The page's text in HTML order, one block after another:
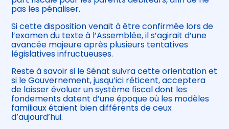
pas les pénaliser.
Si cette disposition venait à être confirmée lors de
l’examen du texte à l’Assemblée, il s’agirait d’une
avancée majeure après plusieurs tentatives
législatives infructueuses.
Reste à savoir si le Sénat suivra cette orientation et
si le Gouvernement, jusqu’ici réticent, acceptera
de laisser évoluer un système fiscal dont les
fondements datent d’une époque où les modèles
familiaux étaient bien différents de ceux
d’aujourd’hui.